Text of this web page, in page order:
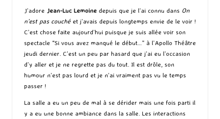
J’adore Jean-Luc Lemoine depuis que je l’ai connu dans On
n’est pas couché et j’avais depuis longtemps envie de le voir !
C’est chose faite aujourd’hui puisque je suis allée voir son
spectacle “Si vous avez manqué le début…” à l’Apollo Théâtre
jeudi dernier. C’est un peu par hasard que j’ai eu l’occasion
d’y aller et je ne regrette pas du tout. Il est drôle, son
humour n’est pas lourd et je n’ai vraiment pas vu le temps
passer !
La salle a eu un peu de mal à se dérider mais une fois parti il
y a eu une bonne ambiance dans la salle. Les interactions